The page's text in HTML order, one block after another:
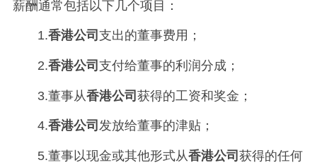
薪酬通常包括以下几个项目：
1.香港公司支出的董事费用；
2.香港公司支付给董事的利润分成；
3.董事从香港公司获得的工资和奖金；
4.香港公司发放给董事的津贴；
5.董事以现金或其他形式从香港公司获得的任何